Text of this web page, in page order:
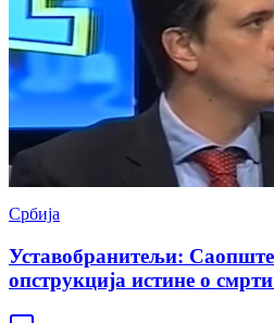
Србија
Уставобранитељи:
опструкција истине о